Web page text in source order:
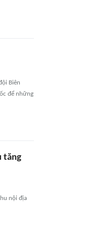
Biên
để những
tăng
nội địa